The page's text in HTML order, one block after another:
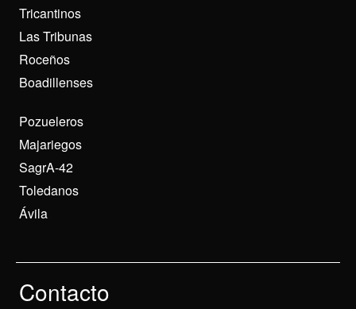
Tricantinos
Las Tribunas
Roceños
Boadillenses
Pozueleros
Majariegos
SagrA-42
Toledanos
Ávila
Contacto